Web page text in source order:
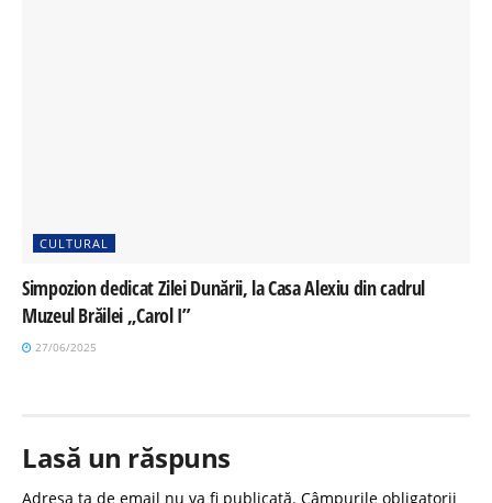
CULTURAL
Simpozion dedicat Zilei Dunării, la Casa Alexiu din cadrul
Muzeul Brăilei „Carol I”
27/06/2025
Lasă un răspuns
Adresa ta de email nu va fi publicată. Câmpurile obligatorii